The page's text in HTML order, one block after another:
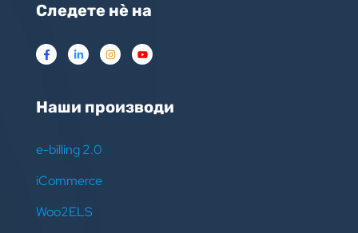
Следете нѐ на
Наши производи
e-billing 2.0
iCommerce
Woo2ELS